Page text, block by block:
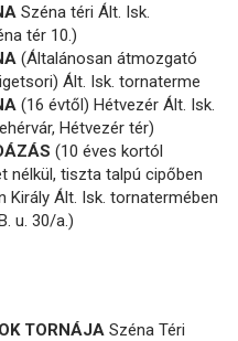
Széna téri Ált. Isk.
tér 10.)
(Általánosan átmozgató
Ált. Isk. tornaterme
(16 évtől) Hétvezér Ált. Isk.
Hétvezér tér)
(10 éves kortól
nélkül, tiszta talpú cipőben
Király Ált. Isk. tornatermében
u. 30/a.)
TORNÁJA Széna Téri